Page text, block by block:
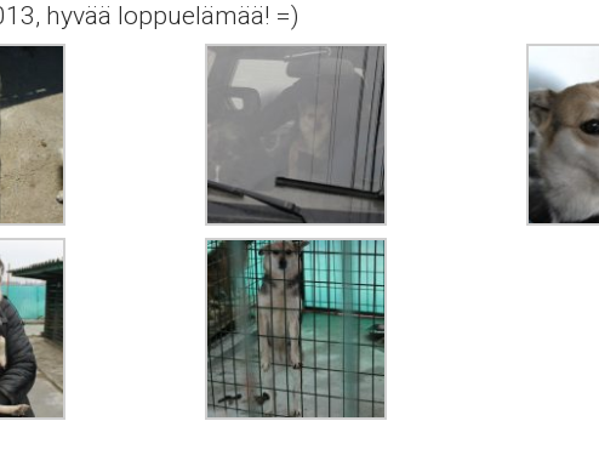
hyvää loppuelämää! =)